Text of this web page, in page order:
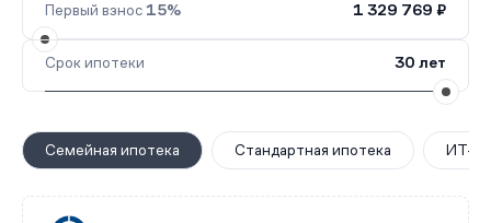
Первый взнос15% 1 329 769 ₽
Срок ипотеки 30 лет
Семейная ипотека Стандартная ипотека ИТ-